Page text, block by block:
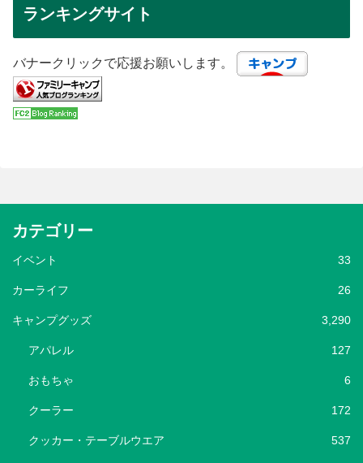
ランキングサイト
バナークリックで応援お願いします。
カテゴリー
イベント 33
カーライフ 26
キャンプグッズ 3,290
アパレル 127
おもちゃ 6
クーラー 172
クッカー・テーブルウエア 537